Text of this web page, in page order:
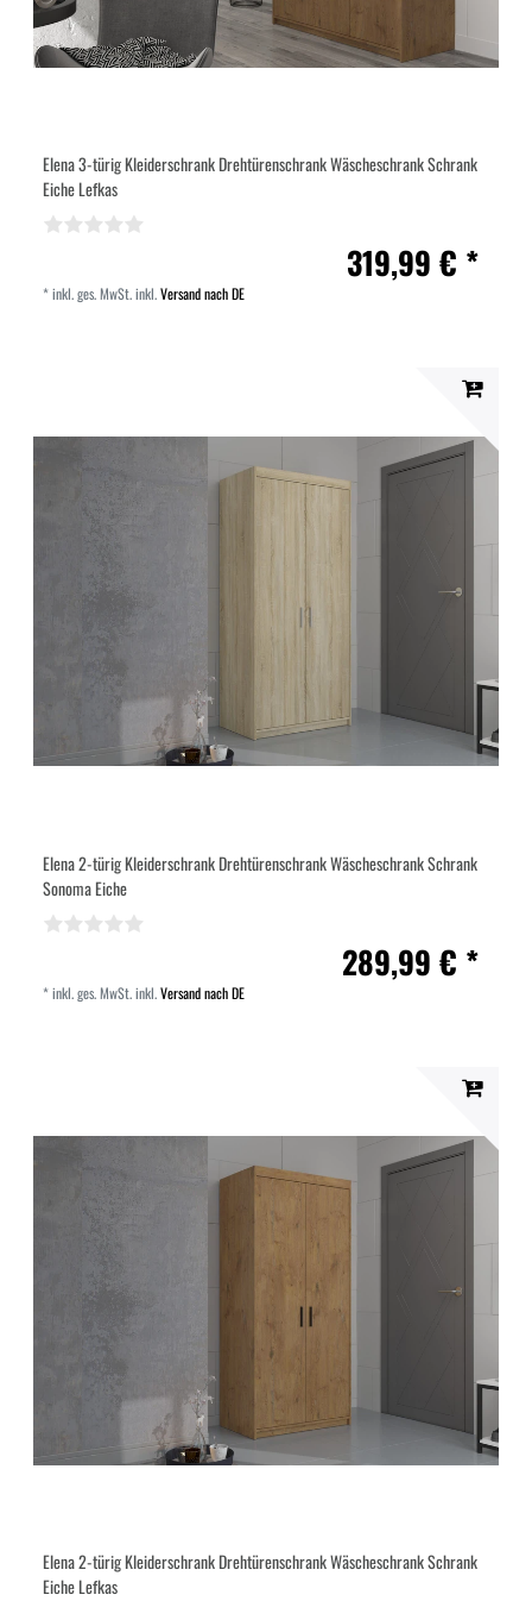
Elena 3-türig Kleiderschrank Drehtürenschrank Wäscheschrank Schrank
Eiche Lefkas
319,99 € *
*inkl. ges. MwSt.inkl.Versand nach DE
Elena 2-türig Kleiderschrank Drehtürenschrank Wäscheschrank Schrank
Sonoma Eiche
289,99 € *
*inkl. ges. MwSt.inkl.Versand nach DE
Elena 2-türig Kleiderschrank Drehtürenschrank Wäscheschrank Schrank
Eiche Lefkas